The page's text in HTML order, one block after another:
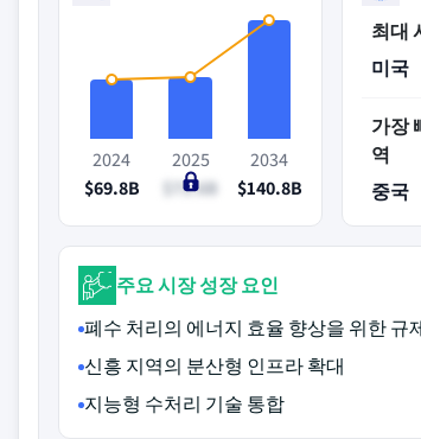
2024
$69.8B
2025
$73.6B
2034
$140.8B
최대
미국
가장
역
중국
주요 시장 성장 요인
폐수 처리의 에너지 효율 향상을 위한 규
신흥 지역의 분산형 인프라 확대
지능형 수처리 기술 통합